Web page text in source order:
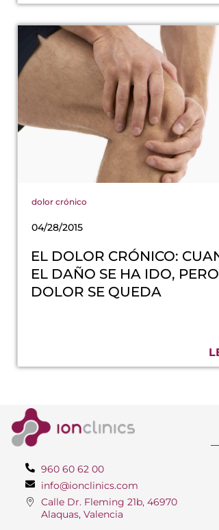
dolor crónico
04/28/2015
EL DOLOR CRÓNICO:
EL DAÑO SE HA IDO,
DOLOR SE QUEDA
960 60 62 00
info@ionclinics.com
Calle Dr. Fleming 21b, 46970
Alaquas, Valencia